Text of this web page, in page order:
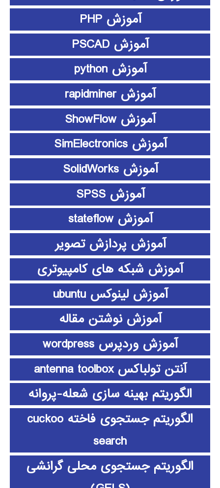
آموزش PHP
آموزش PSCAD
آموزش python
آموزش rapidminer
آموزش ShowFlow
آموزش SimElectronics
آموزش SolidWorks
آموزش SPSS
آموزش stateflow
آموزش پردازش تصویر
آموزش شبکه های کامپیوتری
آموزش لینوکس ubuntu
آموزش نوشتن مقاله
آموزش وردپرس wordpress
آنتن تولباکس antenna toolbox
الگوریتم بهینه سازی شعله-پروانه
الگوریتم جستجوی فاخته cuckoo
search
الگوریتم جستجوی محلی گرانشی